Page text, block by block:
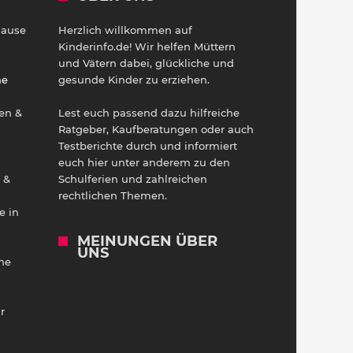
&
&
in
Herzlich willkommen auf
Kinderinfo.de! Wir helfen Müttern
und Vätern dabei, glückliche und
gesunde Kinder zu erziehen.
Lest euch passend dazu hilfreiche
Ratgeber, Kaufberatungen oder auch
Testberichte durch und informiert
euch hier unter anderem zu den
Schulferien und zahlreichen
rechtlichen Themen.
MEINUNGEN ÜBER
UNS